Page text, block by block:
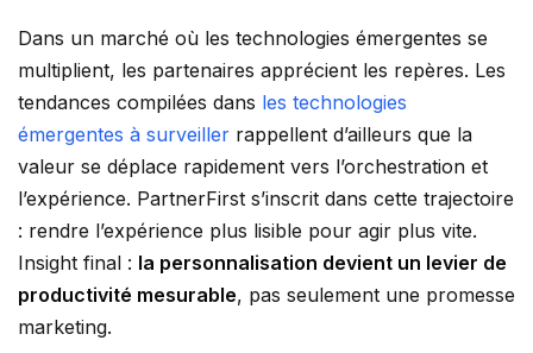
Dans un marché où les technologies émergentes se
multiplient, les partenaires apprécient les repères. Les
tendances compilées dans les technologies
émergentes à surveillerrappellent d’ailleurs que la
valeur se déplace rapidement vers l’orchestration et
l’expérience. PartnerFirst s’inscrit dans cette trajectoire
: rendre l’expérience plus lisible pour agir plus vite.
Insight final : la personnalisation devient un levier de
productivité mesurable, pas seulement une promesse
marketing.